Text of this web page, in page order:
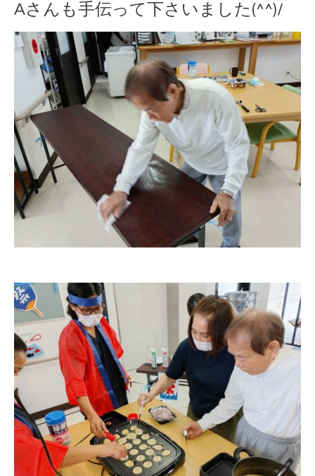
Aさんも手伝って下さいました(^^)/